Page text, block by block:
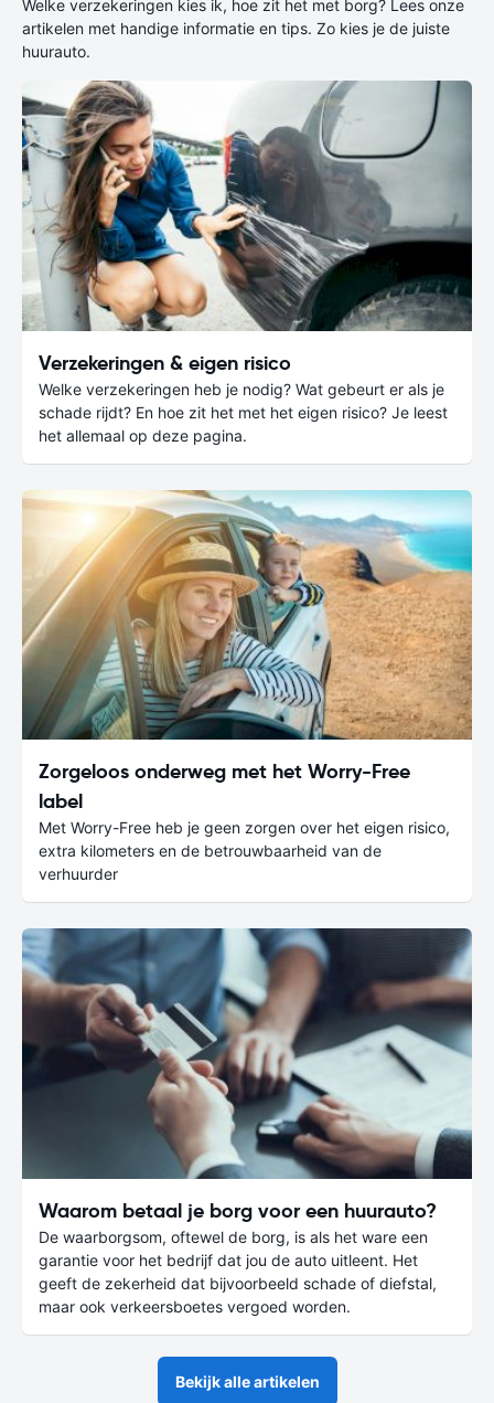
Welke verzekeringen kies ik, hoe zit het met borg? Lees onze
artikelen met handige informatie en tips. Zo kies je de juiste
huurauto.
Verzekeringen & eigen risico
Welke verzekeringen heb je nodig? Wat gebeurt er als je
schade rijdt? En hoe zit het met het eigen risico? Je leest
het allemaal op deze pagina.
Zorgeloos onderweg met het Worry-Free
label
Met Worry-Free heb je geen zorgen over het eigen risico,
extra kilometers en de betrouwbaarheid van de
verhuurder
Waarom betaal je borg voor een huurauto?
De waarborgsom, oftewel de borg, is als het ware een
garantie voor het bedrijf dat jou de auto uitleent. Het
geeft de zekerheid dat bijvoorbeeld schade of diefstal,
maar ook verkeersboetes vergoed worden.
Bekijk alle artikelen